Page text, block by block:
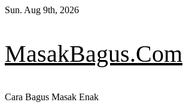
Skip
Sun. Aug 9th, 2026
MasakBagus.Com
Cara Bagus Masak Enak